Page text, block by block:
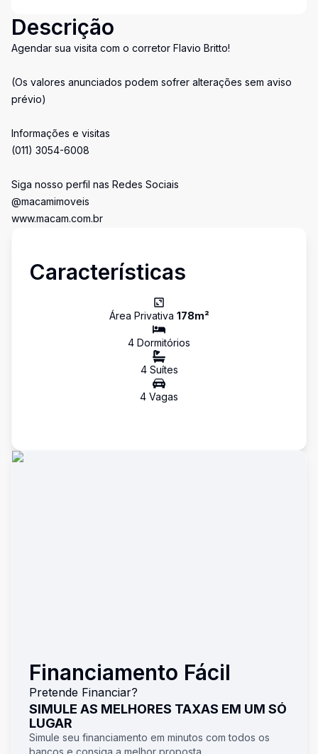
Descrição
Agendar sua visita com o corretor Flavio Britto!
(Os valores anunciados podem sofrer alterações sem aviso
prévio)
Informações e visitas
(011) 3054-6008
Siga nosso perfil nas Redes Sociais
@macamimoveis
www.macam.com.br
Características
Área Privativa 178m²
4 Dormitórios
4Suítes
4 Vagas
Financiamento Fácil
Pretende Financiar?
SIMULE AS MELHORES TAXAS EM UM SÓ
LUGAR
Simule seu financiamento em minutos com todos os
bancos e consiga a melhor proposta.